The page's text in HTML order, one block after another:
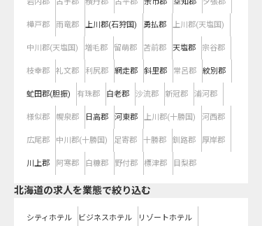
樺戸郡 雨竜郡 上川郡(石狩国) 勇払郡 上川郡(天塩国)
中川郡(天塩国) 増毛郡 留萌郡 苫前郡 天塩郡 宗谷郡
枝幸郡 礼文郡 利尻郡 網走郡 斜里郡 常呂郡 紋別郡
虻田郡(胆振) 有珠郡 白老郡 沙流郡 新冠郡 浦河郡
様似郡 幌泉郡 日高郡 河東郡 上川郡(十勝国) 河西郡
広尾郡 中川郡(十勝国) 足寄郡 十勝郡 釧路郡 厚岸郡
川上郡 阿寒郡 白糠郡 野付郡 標津郡 目梨郡
北海道の求人を業態で絞り込む
シティホテル ビジネスホテル リゾートホテル